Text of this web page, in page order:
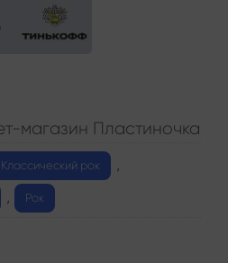
магазин Пластиночка
Классический рок ,
, Рок